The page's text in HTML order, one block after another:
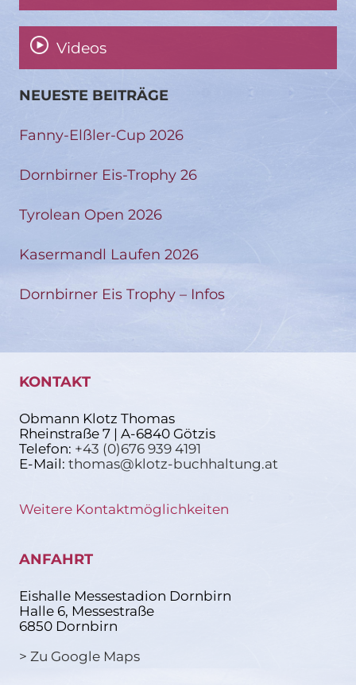
Videos
NEUESTE BEITRÄGE
Fanny-Elßler-Cup 2026
Dornbirner Eis-Trophy 26
Tyrolean Open 2026
Kasermandl Laufen 2026
Dornbirner Eis Trophy – Infos
KONTAKT
Obmann Klotz Thomas
Rheinstraße 7 | A-6840 Götzis
Telefon: +43 (0)676 939 4191
E-Mail: thomas@klotz-buchhaltung.at
Weitere Kontaktmöglichkeiten
ANFAHRT
Eishalle Messestadion Dornbirn
Halle 6, Messestraße
6850 Dornbirn
> Zu Google Maps